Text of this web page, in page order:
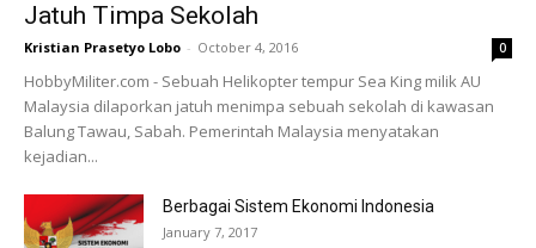
Jatuh Timpa Sekolah
Kristian Prasetyo Lobo - October 4, 2016 0
HobbyMiliter.com - Sebuah Helikopter tempur Sea King milik AU
Malaysia dilaporkan jatuh menimpa sebuah sekolah di kawasan
Balung Tawau, Sabah. Pemerintah Malaysia menyatakan
kejadian...
Berbagai Sistem Ekonomi Indonesia
January 7, 2017